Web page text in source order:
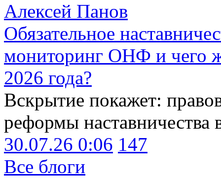
Алексей Панов
Обязательное
мониторинг ОНФ и чего
2026 года?
Вскрытие покажет:
реформы наставничества
30.07.26 0:06 147
Все блоги